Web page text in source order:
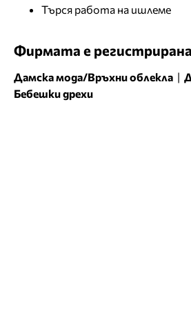
Търся работа на ишлеме
Фирмата е
Дамска мода/Връхни облекла |
Бебешки дрехи